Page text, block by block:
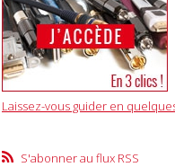
Laissez-vous guider en
S'abonner au flux RSS